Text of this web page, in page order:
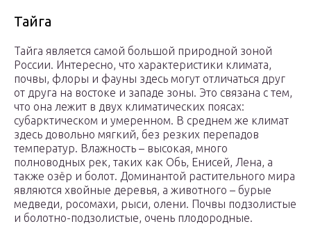
Тайга
Тайга является самой большой природной зоной
России. Интересно, что характеристики климата,
почвы, флоры и фауны здесь могут отличаться друг
от друга на востоке и западе зоны. Это связана с тем,
что она лежит в двух климатических поясах:
субарктическом и умеренном. В среднем же климат
здесь довольно мягкий, без резких перепадов
температур. Влажность – высокая, много
полноводных рек, таких как Обь, Енисей, Лена, а
также озёр и болот. Доминантой растительного мира
являются хвойные деревья, а животного – бурые
медведи, росомахи, рыси, олени. Почвы подзолистые
и болотно-подзолистые, очень плодородные.